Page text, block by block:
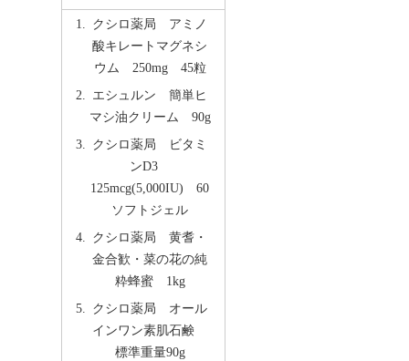
クシロ薬局 アミノ
酸キレートマグネシ
ウム 250mg 45粒
エシュルン 簡単ヒ
マシ油クリーム 90g
クシロ薬局 ビタミ
ンD3
125mcg(5,000IU) 60
ソフトジェル
クシロ薬局 黄耆・
金合歓・菜の花の純
粋蜂蜜 1kg
クシロ薬局 オール
インワン素肌石鹸
標準重量90g